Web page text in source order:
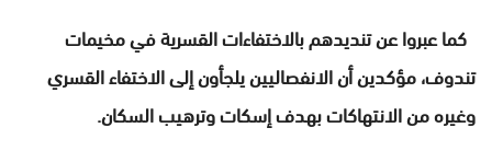
كما عبروا عن تنديدهم بالاختفاءات القسرية في مخيمات
تندوف، مؤكدين أن الانفصاليين يلجأون إلى الاختفاء القسري
وغيره من الانتهاكات بهدف إسكات وترهيب السكان.